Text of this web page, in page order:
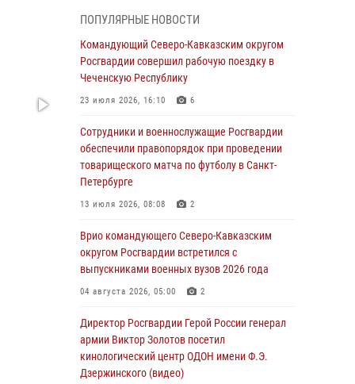
ОМОН «Ойрат» Управления Росгвардии по
Республике Калмыкия исполнилось 20 лет
08 августа 2026, 07:00
«Поезда Победы» в Кузбассе
08 августа 2026, 07:00
В Кабардино-Балкарии сотрудники
Росгвардии провели турнир по настольному
08 августа 2026, 07:00
Военнослужащие Софринской бригады
Росгвардии встретились с участником
Ломоносова — дорогой к Победе в СВО»
(видео)
08 августа 2026, 07:00 2 1
ПОПУЛЯРНЫЕ НОВОСТИ
Командующий Северо-Кавказским округом
Росгвардии совершил рабочую поездку в
Чеченскую Республику
23 июля 2026, 16:10 6
Сотрудники и военнослужащие Росгвардии
обеспечили правопорядок при проведении
товарищеского матча по футболу в Санкт-
Петербурге
13 июля 2026, 08:08 2
Врио командующего Северо-Кавказским
округом Росгвардии встретился с
выпускниками военных вузов 2026 года
04 августа 2026, 05:00 2
Директор Росгвардии Герой России генерал
армии Виктор Золотов посетил
кинологический центр ОДОН имени Ф.Э.
Дзержинского (видео)